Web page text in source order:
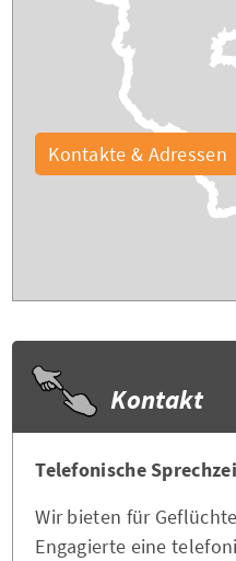
Kontakte & Adressen
Kontakt
Telefonische
Wir bieten für
Engagierte eine